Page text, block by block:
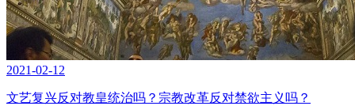
2021-02-12
文艺复兴反对教皇统治吗？宗教改革反对禁欲主义吗？